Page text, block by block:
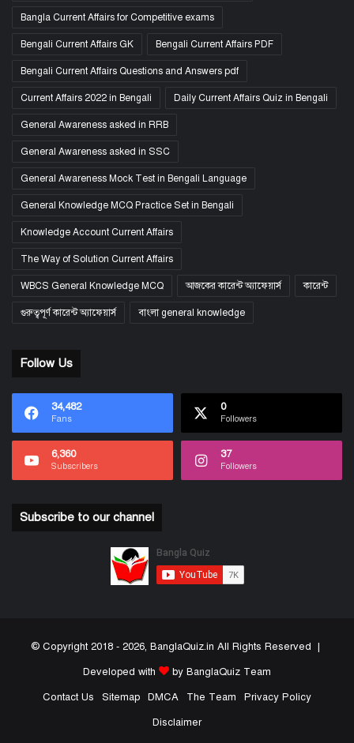
Bangla Current Affairs for Competitive exams
Bengali Current Affairs GK Bengali Current Affairs PDF
Bengali Current Affairs Questions and Answers pdf
Current Affairs 2022 in Bengali Daily Current Affairs Quiz in Bengali
General Awareness asked in RRB
General Awareness asked in SSC
General Awareness Mock Test in Bengali Language
General Knowledge MCQ Practice Set in Bengali
Knowledge Account Current Affairs
The Way of Solution Current Affairs
WBCS General Knowledge MCQ আজকের কারেন্ট অ্যাফেয়ার্স কারেন্ট
গুরুত্বপূর্ণ কারেন্ট অ্যাফেয়ার্স বাংলা general knowledge
Follow Us
34,482
Fans
0
Followers
6,360
Subscribers
37
Followers
Subscribe to our channel
© Copyright 2018 - 2026, BanglaQuiz.in All Rights Reserved |
Developed with
by BanglaQuiz Team
Contact Us
Sitemap DMCA The Team
Privacy Policy
Disclaimer